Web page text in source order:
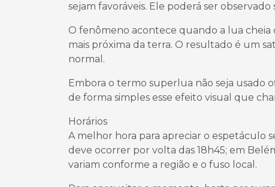
sejam favoráveis. Ele poderá ser
O fenômeno acontece quando a lua
mais próxima da terra. O resultado é um
normal.
Embora o termo superlua não seja usado
de forma simples esse efeito visual que
Horários
A melhor hora para apreciar o espetáculo
deve ocorrer por volta das 18h45; em
variam conforme a região e o fuso local.